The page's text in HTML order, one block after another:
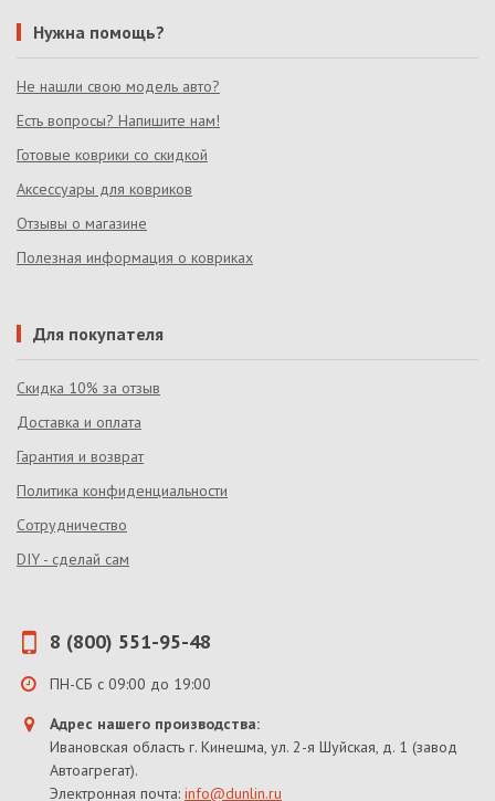
Нужна помощь?
Не нашли свою модель авто?
Есть вопросы? Напишите нам!
Готовые коврики со скидкой
Аксессуары для ковриков
Отзывы о магазине
Полезная информация о ковриках
Для покупателя
Скидка 10% за отзыв
Доставка и оплата
Гарантия и возврат
Политика конфиденциальности
Сотрудничество
DIY - сделай сам
8 (800) 551-95-48
ПН-СБ с 09:00 до 19:00
Адрес нашего производства:
Ивановская область г. Кинешма, ул. 2-я Шуйская, д. 1 (завод
Автоагрегат).
Электронная почта: info@dunlin.ru